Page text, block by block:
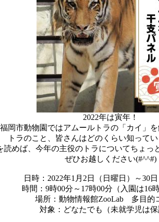
2022年は寅年！
福岡市動物園ではアムールトラの「カイ」を
トラのこと、皆さんはどのくらい知って
読めば、今年の主役のトラについてちょ
ぜひお越しください(#^^#)
日時：2022年1月2日（日曜日）～30日
時間：9時00分～17時00分（入園は16
場所：動物情報館ZooLab 多目的
対象：どなたでも（未就学児は保